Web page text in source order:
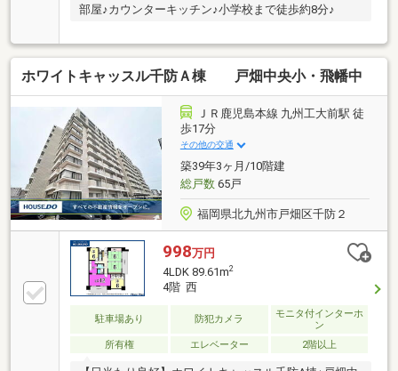
部屋♪カウンターキッチン♪小学校まで徒歩約8分♪
ホワイトキャッスル千防Ａ棟 戸畑中央小・飛幡中
ＪＲ鹿児島本線 九州工大前駅 徒
歩17分
その他の交通
築39年3ヶ月/10階建
総戸数65戸
福岡県北九州市戸畑区千防２
998万円
4LDK 89.61m2
4階 西
駐車場あり 防犯カメラ
モニタ付インターホ
ン
所有権
エレベーター 2階以上